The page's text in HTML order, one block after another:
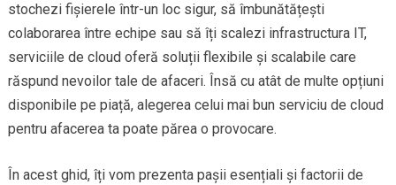
stochezi fișierele într-un loc sigur, să îmbunătățești
colaborarea între echipe sau să îți scalezi infrastructura IT,
serviciile de cloud oferă soluții flexibile și scalabile care
răspund nevoilor tale de afaceri. Însă cu atât de multe opțiuni
disponibile pe piață, alegerea celui mai bun serviciu de cloud
pentru afacerea ta poate părea o provocare.
În acest ghid, îți vom prezenta pașii esențiali și factorii de